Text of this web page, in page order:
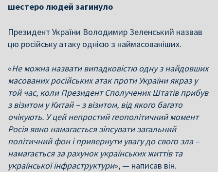
шестеро людей загинуло
Президент України Володимир Зеленський назвав
цю російську атаку однією з наймасованіших.
«Не можна назвати випадковістю одну з найдовших
масованих російських атак проти України якраз у
той час, коли Президент Сполучених Штатів прибув
з візитом у Китай – з візитом, від якого багато
очікують. У цей непростий геополітичний момент
Росія явно намагається зіпсувати загальний
політичний фон і привернути увагу до свого зла –
намагається за рахунок українських життів та
української інфраструктури», — написав він.